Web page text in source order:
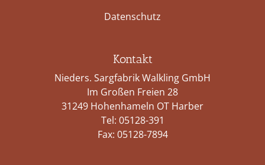
Datenschutz
Kontakt
Nieders. Sargfabrik Walkling GmbH
Im Großen Freien 28
31249 Hohenhameln OT Harber
Tel: 05128-391
Fax: 05128-7894